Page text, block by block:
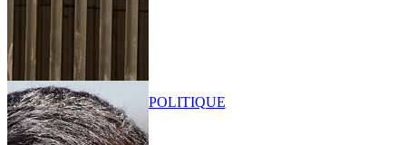
POLITIQUE